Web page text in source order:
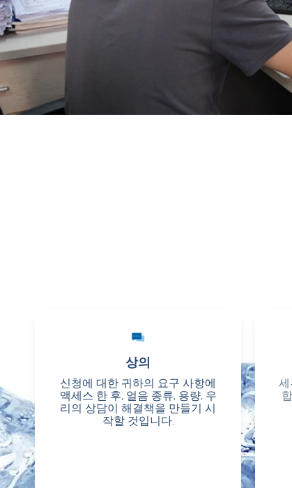
상의
신청에 대한 귀하의 요구 사항에
액세스 한 후, 얼음 종류, 용량, 우
리의 상담이 해결책을 만들기 시
작할 것입니다.
상의
신청에 대한 귀하의 요구 사항에
액세스 한 후, 얼음 종류, 용량, 우
리의 상담이 해결책을 만들기 시
작할 것입니다.
세
세